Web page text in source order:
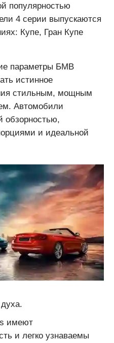
популярностью
4 серии выпускаются
Купе, Гран Купе
параметры БМВ
истинное
стильным, мощным
Автомобили
обзорностью,
и идеальной
имеют
и легко узнаваемы